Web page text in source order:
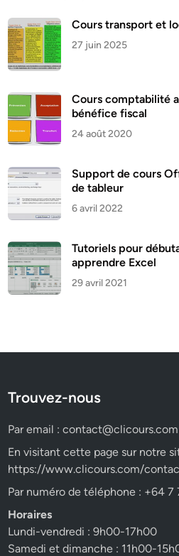
Cours transport et
27 juin 2025
Cours comptabilité
bénéfice fiscal
24 août 2020
Support de cours
de tableur
6 avril 2022
Tutoriels pour
apprendre Excel
29 avril 2021
Trouvez-nous
Par email :contact@clicours.com
En visitant cette page sur notre
https://www.clicours.com/
Par numéro de téléphone : +64 7
Horaires
Lundi-vendredi : 9h00-17h00
Samedi et dimanche : 11h00-